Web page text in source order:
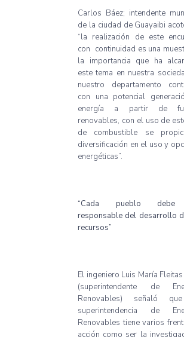
Carlos Báez; intendente
de la ciudad de Guayaibi
“la realización de este
con continuidad es una
la importancia que ha
este tema en nuestra
nuestro departamento
con una potencial
energía a partir de
renovables, con el uso de
de combustible se
diversificación en el uso y
energéticas”.
“Cada pueblo
responsable del desarrollo
recursos”
El ingeniero Luis María
(superintendente de
Renovables) señaló
superintendencia de
Renovables tiene varios
acción como ser la